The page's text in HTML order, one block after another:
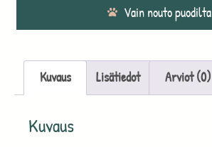
Vain nouto puodilta
Kuvaus Lisätiedot Arviot (0)
Kuvaus